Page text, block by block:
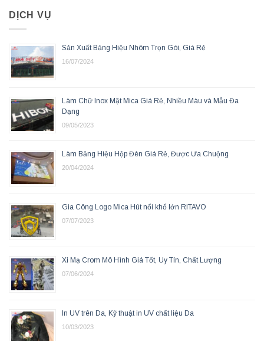
DỊCH VỤ
Sản Xuất Bảng Hiệu Nhôm Trọn Gói, Giá Rẻ
16/07/2024
Làm Chữ Inox Mặt Mica Giá Rẻ, Nhiều Màu và Mẫu Đa
Dạng
09/05/2023
Làm Bảng Hiệu Hộp Đèn Giá Rẻ, Được Ưa Chuộng
20/04/2024
Gia Công Logo Mica Hút nổi khổ lớn RITAVO
07/07/2023
Xi Mạ Crom Mô Hình Giá Tốt, Uy Tín, Chất Lượng
07/06/2024
In UV trên Da, Kỹ thuật in UV chất liệu Da
10/03/2023